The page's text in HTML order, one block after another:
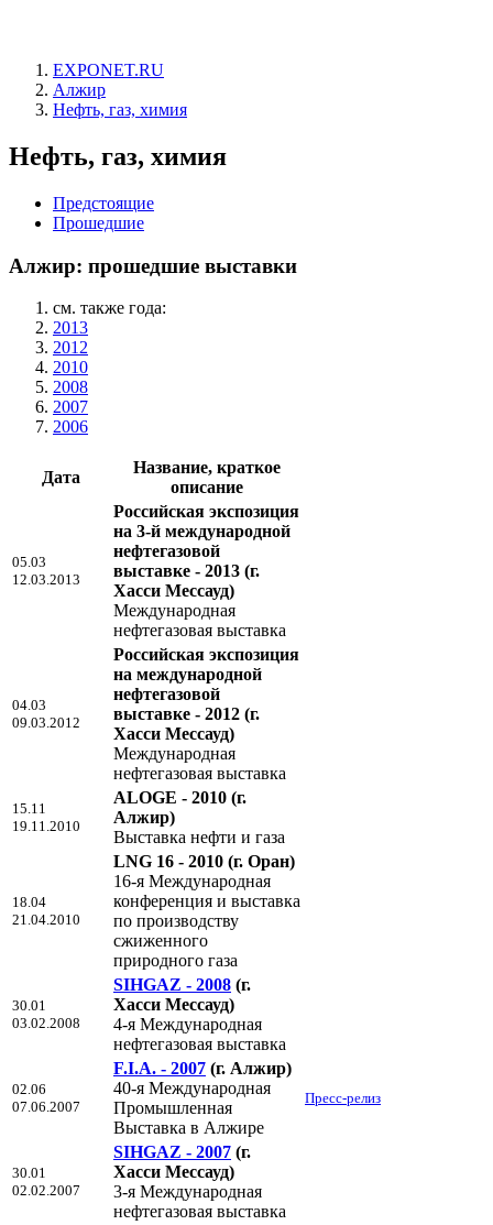
EXPONET.RU
Алжир
Нефть, газ, химия
Нефть, газ, химия
Предстоящие
Прошедшие
Алжир: прошедшие выставки
см. также года:
2013
2012
2010
2008
2007
2006
Дата
Название, краткое
описание
05.03
12.03.2013
Российская экспозиция
на 3-й международной
нефтегазовой
выставке - 2013 (г.
Хасси Мессауд)
Международная
нефтегазовая выставка
04.03
09.03.2012
Российская экспозиция
на международной
нефтегазовой
выставке - 2012 (г.
Хасси Мессауд)
Международная
нефтегазовая выставка
15.11
19.11.2010
ALOGE - 2010 (г.
Алжир)
Выставка нефти и газа
18.04
21.04.2010
LNG 16 - 2010 (г. Оран)
16-я Международная
конференция и выставка
по производству
сжиженного
природного газа
30.01
03.02.2008
SIHGAZ - 2008 (г.
Хасси Мессауд)
4-я Mеждународная
нефтегазовая выставка
02.06
07.06.2007
F.I.A. - 2007 (г. Алжир)
40-я Международная
Промышленная
Выставка в Алжире
Пресс-релиз
30.01
02.02.2007
SIHGAZ - 2007 (г.
Хасси Мессауд)
3-я Mеждународная
нефтегазовая выставка